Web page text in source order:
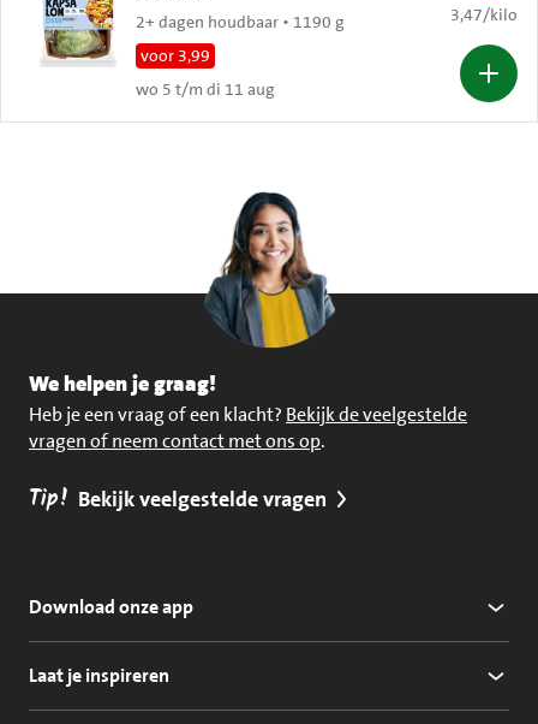
2+ dagen houdbaar • 1190 g
voor 3,99
wo 5 t/m di 11 aug
€ 3,47 per
3,47/kilo
We helpen je graag!
Heb je een vraag of een klacht? Bekijk de veelgestelde
vragen of neem contact met ons op.
Tip! Bekijk veelgestelde vragen
Download onze app
Laat je inspireren